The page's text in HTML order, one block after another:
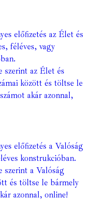
előfizetés az Élet és
féléves, vagy
szerint az Élet és
között és töltse le
akár azonnal,
előfizetés a Valóság
konstrukcióban.
szerint a Valóság
és töltse le bármely
azonnal, online!